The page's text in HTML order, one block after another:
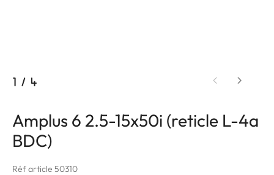
1 / 4
Amplus 6 2.5-15x50i (reticle L-4a
BDC)
Réf article 50310